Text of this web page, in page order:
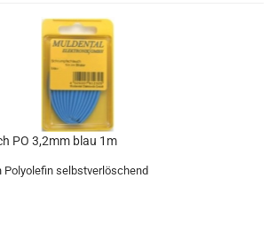
PO 3,2mm blau 1m
selbstverlöschend